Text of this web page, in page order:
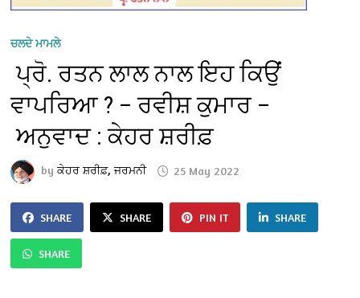
ਚਲਦੇ ਮਾਮਲੇ
ਪ੍ਰੋ. ਰਤਨ ਲਾਲ ਨਾਲ ਇਹ ਕਿਉਂ
ਵਾਪਰਿਆ ? – ਰਵੀਸ਼ ਕੁਮਾਰ –
ਅਨੁਵਾਦ : ਕੇਹਰ ਸ਼ਰੀਫ਼
byਕੇਹਰ ਸ਼ਰੀਫ਼, ਜਰਮਨੀ 25 May 2022
SHARE SHARE PIN IT SHARE
SHARE